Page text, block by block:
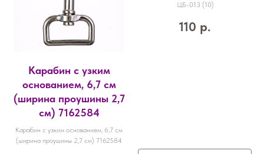
Карабин с узким
основанием, 6,7 см
(ширина проушины 2,7
см) 7162584
Карабин с узким основанием, 6,7 см
(ширина проушины 2,7 см) 7162584
ЦБ-013 (10)
110 р.